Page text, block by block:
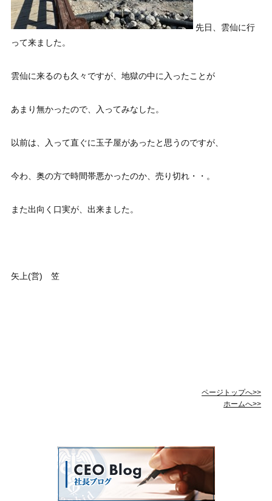
先日、雲仙に行
って来ました。
雲仙に来るのも久々ですが、地獄の中に入ったことが
あまり無かったので、入ってみなした。
以前は、入って直ぐに玉子屋があったと思うのですが、
今わ、奥の方で時間帯悪かったのか、売り切れ・・。
また出向く口実が、出来ました。
矢上(営) 笠
ページトップへ>>
ホームへ>>